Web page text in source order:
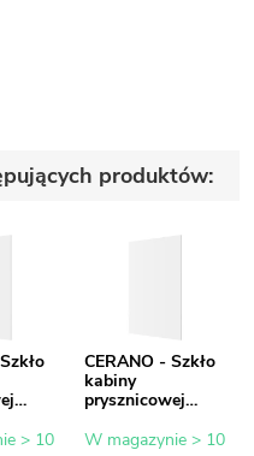
produktów:
> 10
CERANO - Szkło
kabiny
prysznicowej
szkło
W magazynie > 10